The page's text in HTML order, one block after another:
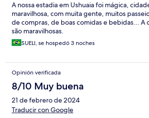
A nossa estadia em Ushuaia foi mágica,
maravilhosa, com muita gente, muitos
de compras, de boas comidas e bebidas... A
são maravilhosas.
SUELI, se hospedó 3 noches
Opinión verificada
8/10 Muy buena
21 de febrero de 2024
Traducir con Google